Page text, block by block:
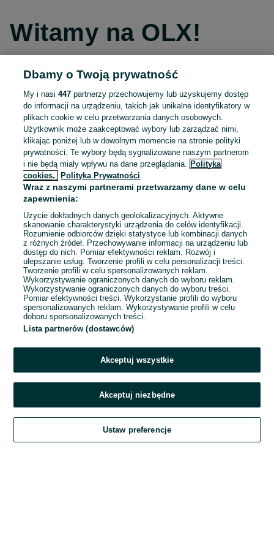
Witamy na OLX!
Kontynuuj przez Facebooka
Kontynuuj przez konto Apple
Kontynuuj przez konto Google
LUB
E-mail
Hasło
Zaloguj się
Kontynuując za pośrednictwem jednego z dostawców wskazanych powyżej,
OLX.pl w jego aktualnym brzmieniu.
Dbamy o Twoją prywatność
My i nasi447 partnerzy przechowujemy lub uzyskujemy dostęp
do informacji na urządzeniu, takich jak unikalne identyfikatory w
plikach cookie w celu przetwarzania danych osobowych.
Użytkownik może zaakceptować wybory lub zarządzać nimi,
klikając poniżej lub w dowolnym momencie na stronie polityki
prywatności. Te wybory będą sygnalizowane naszym partnerom
i nie będą miały wpływu na dane przeglądania.
Polityka
cookies,
Polityka Prywatności
Wraz z naszymi partnerami przetwarzamy dane w celu
zapewnienia:
Użycie dokładnych danych geolokalizacyjnych. Aktywne
skanowanie charakterystyki urządzenia do celów identyfikacji.
Rozumienie odbiorców dzięki statystyce lub kombinacji danych
z różnych źródeł. Przechowywanie informacji na urządzeniu lub
dostęp do nich. Pomiar efektywności reklam. Rozwój i
ulepszanie usług. Tworzenie profili w celu personalizacji treści.
Tworzenie profili w celu spersonalizowanych reklam.
Wykorzystywanie ograniczonych danych do wyboru reklam.
Wykorzystywanie ograniczonych danych do wyboru treści.
Pomiar efektywności treści. Wykorzystanie profili do wyboru
spersonalizowanych reklam. Wykorzystywanie profili w celu
doboru spersonalizowanych treści.
Lista partnerów (dostawców)
Akceptuj wszystkie
Akceptuj niezbędne
Ustaw preferencje